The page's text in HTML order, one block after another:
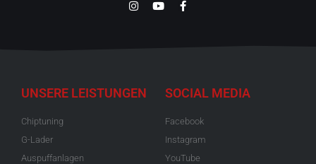
UNSERE LEISTUNGEN
Chiptuning
G-Lader
Auspuffanlagen
SOCIAL MEDIA
Facebook
Instagram
YouTube